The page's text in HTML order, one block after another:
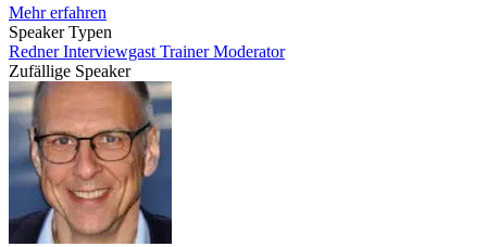
Mehr erfahren
Speaker Typen
RednerInterviewgast TrainerModerator
Zufällige Speaker